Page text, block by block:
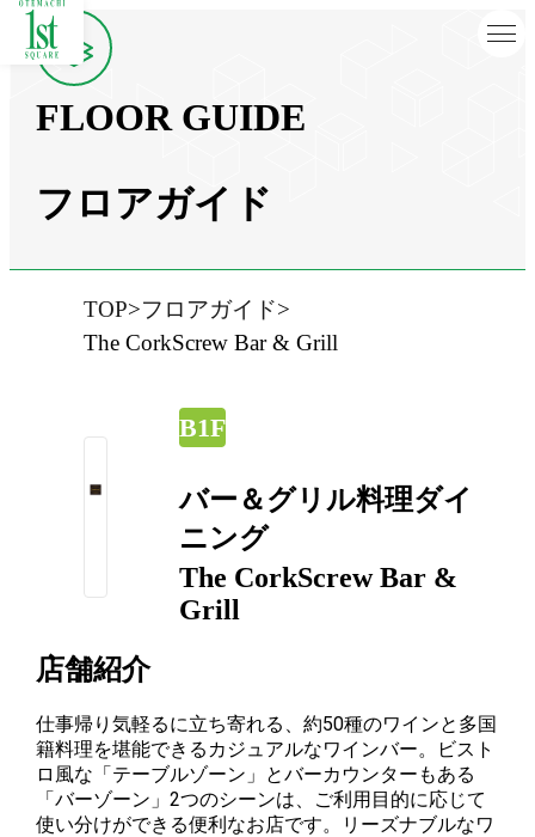
FLOOR GUIDE
フロアガイド
TOP
フロアガイド
The CorkScrew Bar & Grill
B1F
バー＆グリル料理ダイ
ニング
The CorkScrew Bar &
Grill
店舗紹介
仕事帰り気軽るに立ち寄れる、約50種のワインと多国
籍料理を堪能できるカジュアルなワインバー。ビスト
ロ風な「テーブルゾーン」とバーカウンターもある
「バーゾーン」2つのシーンは、ご利用目的に応じて
使い分けができる便利なお店です。リーズナブルなワ